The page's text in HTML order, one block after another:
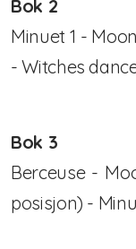
Bok 2
Minuet 1 -
- Witches
Bok 3
Berceuse -
posisjon) -
Lenker og litteratur
Arkiv